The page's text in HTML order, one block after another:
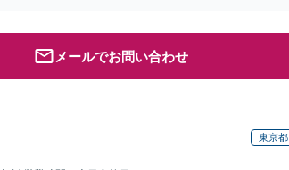
メールでお問い合わせ
東京都